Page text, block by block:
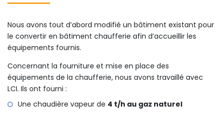
Nous avons tout d’abord modifié un bâtiment existant pour
le convertir en bâtiment chaufferie afin d’accueillir les
équipements fournis.
Concernant la fourniture et mise en place des
équipements de la chaufferie, nous avons travaillé avec
LCI. Ils ont fourni :
Une chaudière vapeur de 4 t/h au gaz naturel